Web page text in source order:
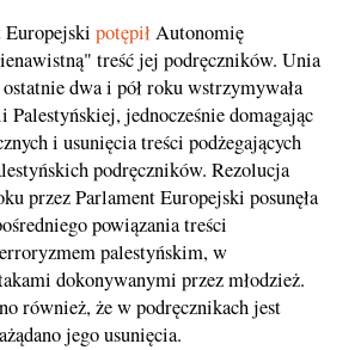
Europejski potępiłAutonomię
treść jej podręczników. Unia
dwa i pół roku wstrzymywała
jednocześnie domagając
i usunięcia treści podżegających
podręczników. Rezolucja
przez Parlament Europejski posunęła
powiązania treści
palestyńskim, w
dokonywanymi przez młodzież.
również, że w podręcznikach jest
jego usunięcia.